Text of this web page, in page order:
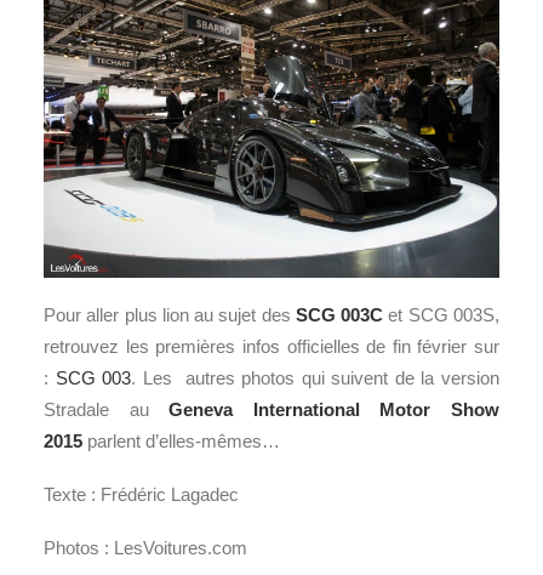
Pour aller plus lion au sujet des SCG 003C et SCG 003S,
retrouvez les premières infos officielles de fin février sur
: SCG 003. Les autres photos qui suivent de la version
Stradale auGeneva International Motor Show
2015 parlent d’elles-mêmes…
Texte : Frédéric Lagadec
Photos : LesVoitures.com